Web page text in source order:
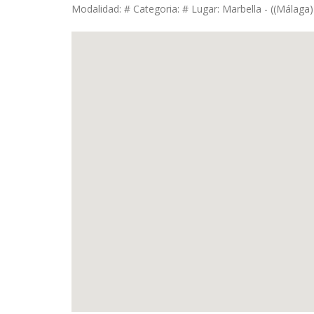
Modalidad: # Categoria: # Lugar: Marbella -